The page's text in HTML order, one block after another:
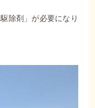
除剤」が必要になり